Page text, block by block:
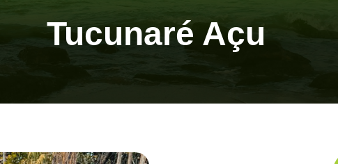
Tucunaré Açu